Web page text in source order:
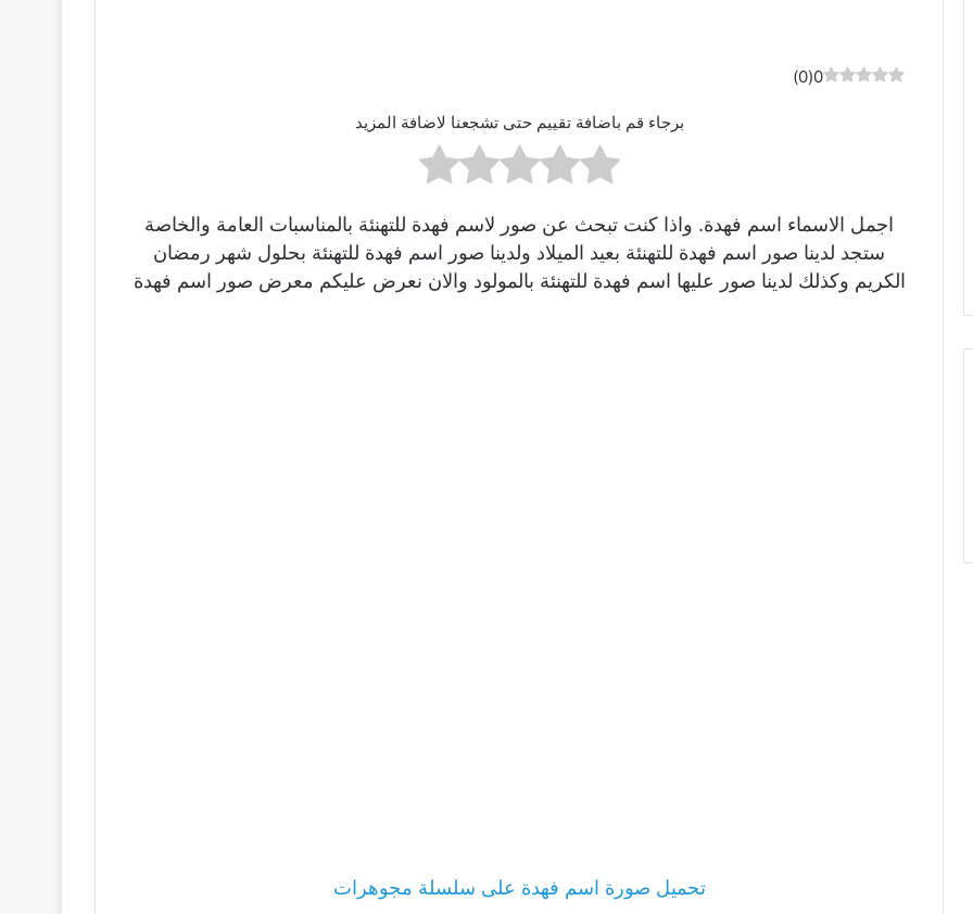
0
(
0
)
برجاء قم باضافة تقييم حتى تشجعنا لاضافة المزيد
اجمل الاسماء اسم فهدة. واذا كنت تبحث عن صور لاسم فهدة للتهنئة بالمناسبات العامة والخاصة
ستجد لدينا صور اسم فهدة للتهنئة بعيد الميلاد ولدينا صور اسم فهدة للتهنئة بحلول شهر رمضان
الكريم وكذلك لدينا صور عليها اسم فهدة للتهنئة بالمولود والان نعرض عليكم معرض صور اسم فهدة
تحميل صورة اسم فهدة على سلسلة مجوهرات